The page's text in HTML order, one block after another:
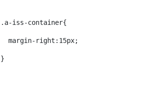
	.a-iss-container{
	  margin-right:15px;
	}